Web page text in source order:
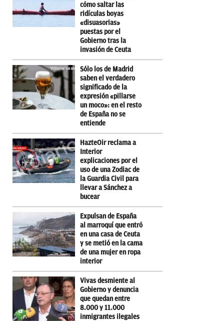
cómo saltar las
ridículas boyas
«disuasorias»
puestas por el
Gobierno tras la
invasión de Ceuta
Sólo los de Madrid
saben el verdadero
significado de la
expresión «pillarse
un moco»: en el resto
de España no se
entiende
HazteOir reclama a
Interior
explicaciones por el
uso de una Zodiac de
la Guardia Civil para
llevar a Sánchez a
bucear
Expulsan de España
al marroquí que entró
en una casa de Ceuta
y se metió en la cama
de una mujer en ropa
interior
Vivas desmiente al
Gobierno y denuncia
que quedan entre
8.000 y 11.000
inmigrantes ilegales